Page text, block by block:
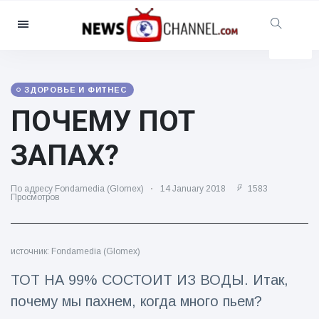
Категории
Социально-развлекательный
Кино и телевидение
(81)
Спорт
Мода и красота
Автомобили и мотор
(5997)
Еда и напитки
ЗДОРОВЬЕ И ФИТНЕС
ПОЧЕМУ ПОТ
ЗАПАХ?
По адресу Fondamedia (Glomex) 14 January 2018
1583
Просмотров
источник: Fondamedia (Glomex)
ТОТ НА 99% СОСТОИТ ИЗ ВОДЫ. Итак,
почему мы пахнем, когда много пьем?